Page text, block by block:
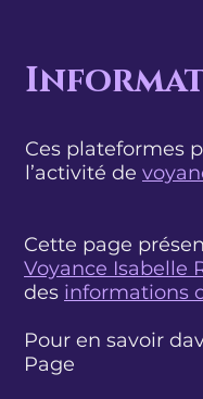
​​Ces plateformes
l’activité de
Cette page
Voyance Isabelle
des informations
Pour en savoir
Page